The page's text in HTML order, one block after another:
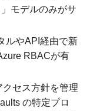
モデルのみがサ
ルやAPI経由で新
RBACが有
クセス方針を管理
の特定プロ